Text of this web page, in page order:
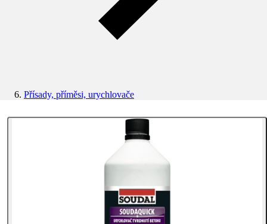
Přísady, příměsi, urychlovače